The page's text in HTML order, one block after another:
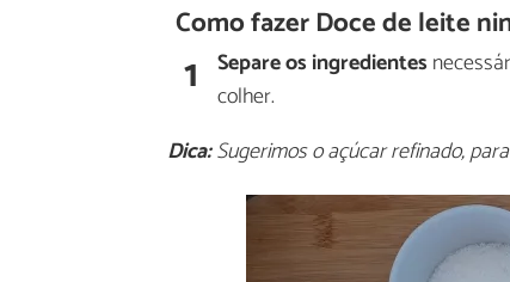
Como fazer Doce de leite
1 Separe os ingredientes
colher.
Dica:Sugerimos o açúcar refinado,